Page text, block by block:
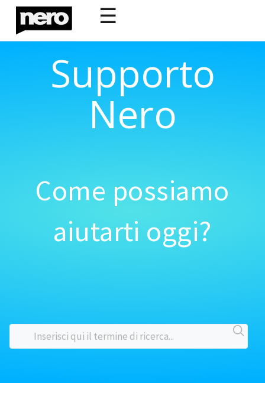
☰
Supporto
Nero
Come possiamo
aiutarti oggi?